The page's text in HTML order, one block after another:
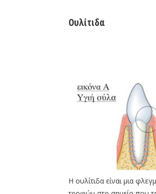
Ουλίτιδα
Η ουλίτιδα είναι μια